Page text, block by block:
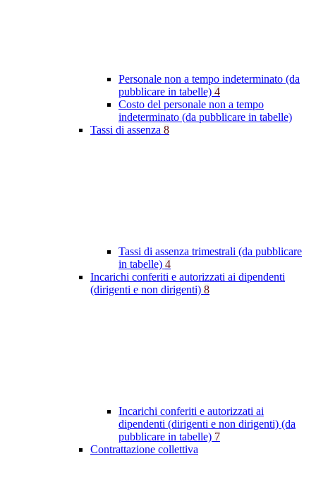
Personale non a tempo indeterminato (da
pubblicare in tabelle) 4
Costo del personale non a tempo
indeterminato (da pubblicare in tabelle)
Tassi di assenza 8
Tassi di assenza trimestrali (da pubblicare
in tabelle) 4
Incarichi conferiti e autorizzati ai dipendenti
(dirigenti e non dirigenti) 8
Incarichi conferiti e autorizzati ai
dipendenti (dirigenti e non dirigenti) (da
pubblicare in tabelle) 7
Contrattazione collettiva